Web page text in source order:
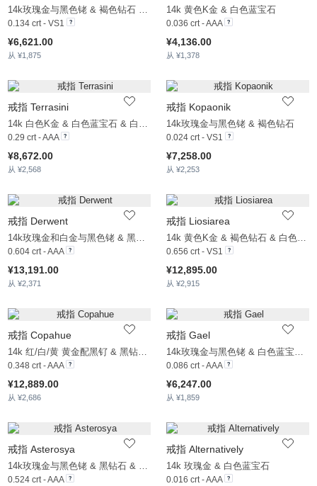
14k玫瑰金与黑色铑 & 褐色钻石 & 白色蓝宝石
0.134 crt - VS1
¥6,621.00
从 ¥1,875
14k 黄色K金 & 白色蓝宝石
0.036 crt - AAA
¥4,136.00
从 ¥1,378
戒指 Terrasini
14k 白色K金 & 白色蓝宝石 & 白珍珠
0.29 crt - AAA
¥8,672.00
从 ¥2,568
戒指 Kopaonik
14k玫瑰金与黑色铑 & 褐色钻石
0.024 crt - VS1
¥7,258.00
从 ¥2,253
戒指 Derwent
14k玫瑰金和白金与黑色铑 & 黑钻石 & 褐色钻石 & 黑珍珠
0.604 crt - AAA
¥13,191.00
从 ¥2,371
戒指 Liosiarea
14k 黄色K金 & 褐色钻石 & 白色蓝宝石
0.656 crt - VS1
¥12,895.00
从 ¥2,915
戒指 Copahue
14k 红/白/黄 黄金配黑钌 & 黑钻石 & 褐色钻石
0.348 crt - AAA
¥12,889.00
从 ¥2,686
戒指 Gael
14k玫瑰金与黑色铑 & 白色蓝宝石 & 褐色钻石
0.086 crt - AAA
¥6,247.00
从 ¥1,859
戒指 Asterosya
14k玫瑰金与黑色铑 & 黑钻石 & 褐色钻石
0.524 crt - AAA
戒指 Alternatively
14k 玫瑰金 & 白色蓝宝石
0.016 crt - AAA